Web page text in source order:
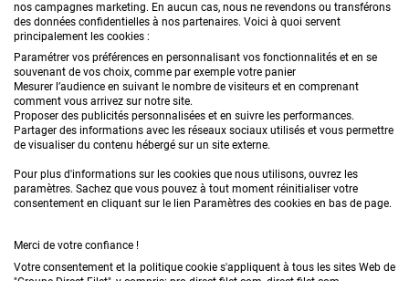
PRODUITS
CONSEILS
FAQ
DEMANDE DE DEVIS
Conditions générales de vente Mentions légales
nos campagnes marketing. En aucun cas, nous ne revendons ou transférons
des données confidentielles à nos partenaires. Voici à quoi servent
principalement les cookies :
Paramétrer vos préférences en personnalisant vos fonctionnalités et en se
souvenant de vos choix, comme par exemple votre panier
Mesurer l’audience en suivant le nombre de visiteurs et en comprenant
comment vous arrivez sur notre site.
Proposer des publicités personnalisées et en suivre les performances.
Partager des informations avec les réseaux sociaux utilisés et vous permettre
de visualiser du contenu hébergé sur un site externe.
Pour plus d'informations sur les cookies que nous utilisons, ouvrez les
paramètres. Sachez que vous pouvez à tout moment réinitialiser votre
consentement en cliquant sur le lien Paramètres des cookies en bas de page.
Merci de votre confiance !
Votre consentement et la politique cookie s'appliquent à tous les sites Web de